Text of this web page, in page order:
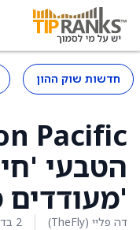
חדשות שוק ההון
הטבעי
'מעודדים
דה פליי (TheFly) 2 בדצמבר 2025